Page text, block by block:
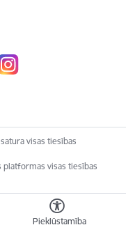
Piekļūstamība
visas tiesības
platformas visas tiesības